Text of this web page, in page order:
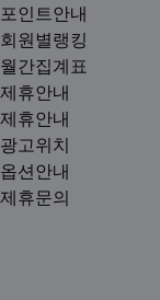
포인트안내
회원별랭킹
월간집계표
제휴안내
제휴안내
광고위치
옵션안내
제휴문의